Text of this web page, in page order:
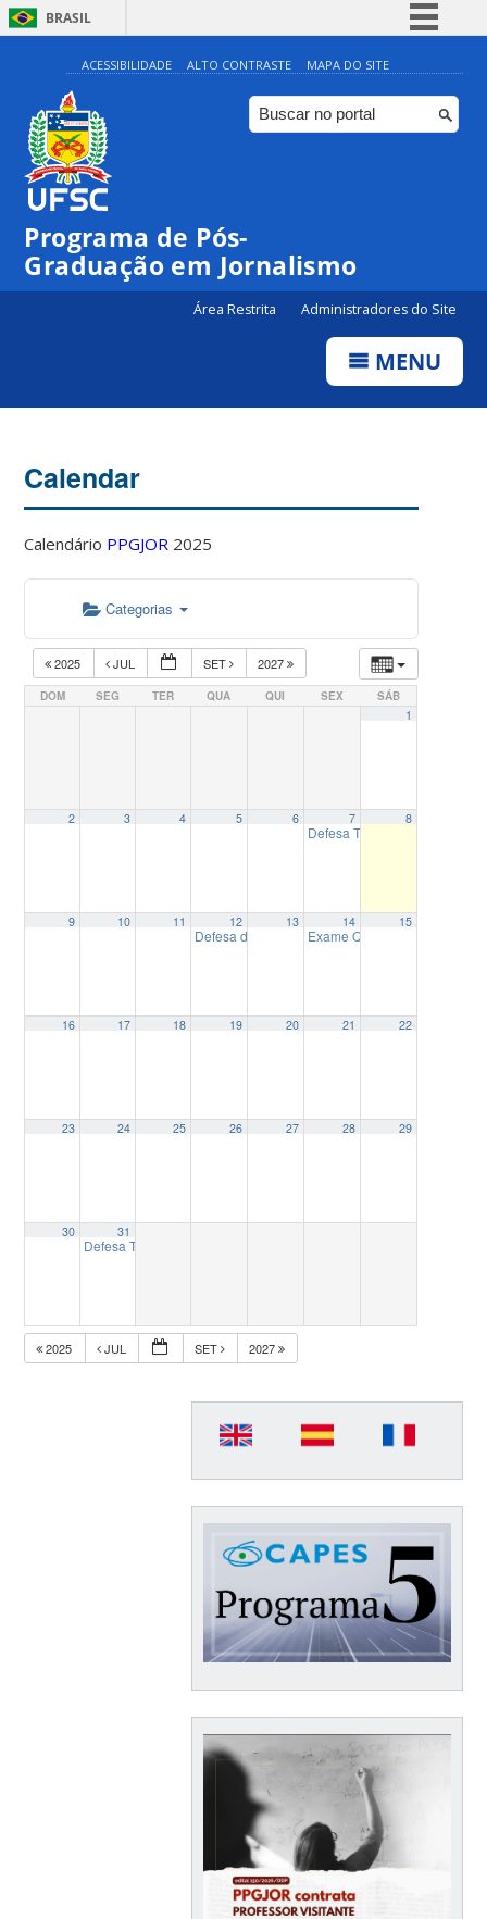
BRASIL
Simplifique!
Comunica BR
Participe
ACESSIBILIDADE ALTO CONTRASTE MAPA DO SITE
Programa de Pós-
Graduação em Jornalismo
Área Restrita Administradores do Site
MENU
Calendar
Calendário PPGJOR 2025
Categorias
2025 JUL SET 2027
DOM SEG TER QUA QUI SEX SÁB
1
2 3 4 5 6 7
Defesa Tese de Doutorado
8
9 10 11 12
Defesa de Tese de Doutorado Ivone Ananias
13 14
Exame Qualificação de
15
16 17 18 19 20 21 22
23 24 25 26 27 28 29
30 31
Defesa Tese de Doutorado Denise Bibiano Becker Santos
2025 JUL SET 2027